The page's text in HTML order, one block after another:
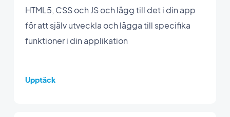
HTML5, CSS och JS och lägg till det i din app
för att själv utveckla och lägga till specifika
funktioner i din applikation
Upptäck